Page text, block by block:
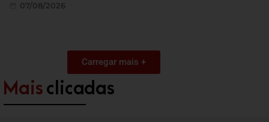
07/08/2026
Carregar mais +
Mais clicadas